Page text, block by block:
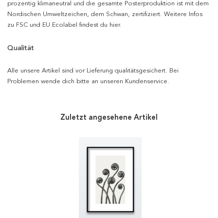
prozentig klimaneutral und die gesamte Posterproduktion ist mit dem
Nordischen Umweltzeichen, dem Schwan, zertifiziert. Weitere Infos
zu FSC und EU Ecolabel findest du hier.
Qualität
Alle unsere Artikel sind vor Lieferung qualitätsgesichert. Bei
Problemen wende dich bitte an unseren Kundenservice.
Zuletzt angesehene Artikel